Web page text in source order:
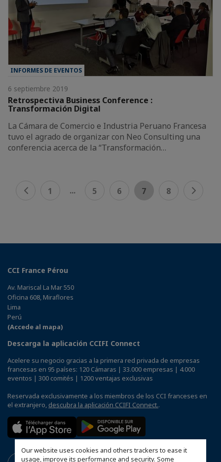
Our website uses cookies and others trackers to ease it
usage, improve its performance and security. Some
INFORMES DE EVENTOS
6 septiembre 2019
Retrospectiva Business Conference :
Transformación Digital
La Cámara de Comercio e Industria Peruano Francesa
tuvo el agrado de organizar con Neo Consulting una
conferencia acerca de la “Transformación…
1 ... 5 6 7 8
CCI France Pérou
Av. Mariscal La Mar 550
Oficina 608, Miraflores
Lima
Perú
(Accede al mapa)
Descarga la aplicación CCIFI Connect
Acelere su negocio gracias a la primera red privada de empresas
francesas en 95 países: 120 Cámaras | 33.000 empresas | 4.000
eventos | 300 comités | 1200 ventajas exclusivas
Reservada exclusivamente a los miembros de los CCI franceses en
el extranjero, descubra la aplicación CCIFI Connect..